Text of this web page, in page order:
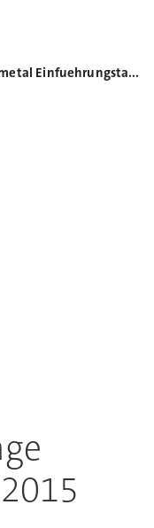
Kennametal Einfuehrungstage Auszubildende 2015